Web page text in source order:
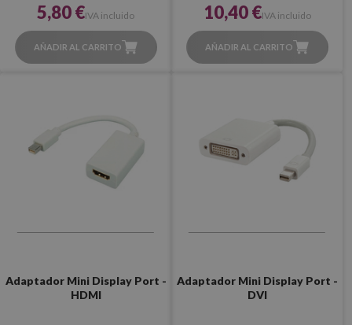
5,80 €IVA incluido
AÑADIR AL CARRITO
10,40 €IVA incluido
AÑADIR AL CARRITO
Adaptador Mini Display Port -
HDMI
Adaptador Mini Display Port -
DVI